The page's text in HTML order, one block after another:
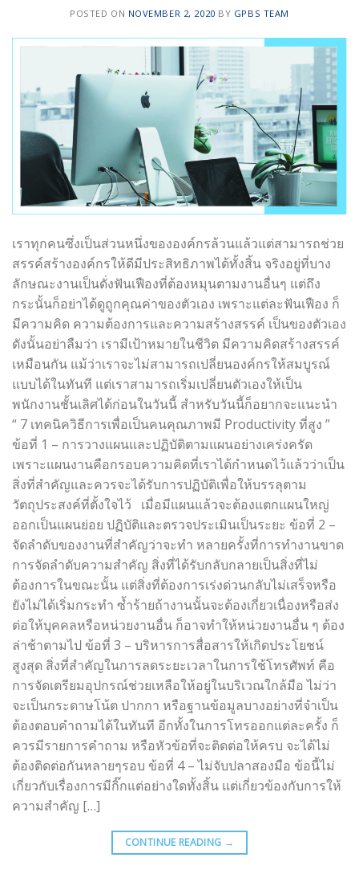
POSTED ON NOVEMBER 2, 2020 BY GPBS TEAM
เราทุกคนซึ่งเป็นส่วนหนึ่งขององค์กรล้วนแล้วแต่สามารถช่วย
สรรค์สร้างองค์กรให้ดีมีประสิทธิภาพได้ทั้งสิ้น จริงอยู่ที่บาง
ลักษณะงานเป็นดั่งฟันเฟืองที่ต้องหมุนตามงานอื่นๆ แต่ถึง
กระนั้นก็อย่าได้ดูถูกคุณค่าของตัวเอง เพราะแต่ละฟันเฟือง ก็
มีความคิด ความต้องการและความสร้างสรรค์ เป็นของตัวเอง
ดังนั้นอย่าลืมว่า เรามีเป้าหมายในชีวิต มีความคิดสร้างสรรค์
เหมือนกัน แม้ว่าเราจะไม่สามารถเปลี่ยนองค์กรให้สมบูรณ์
แบบได้ในทันที แต่เราสามารถเริ่มเปลี่ยนตัวเองให้เป็น
พนักงานชั้นเลิศได้ก่อนในวันนี้ สำหรับวันนี้ก็อยากจะแนะนำ
“ 7 เทคนิควิธีการเพื่อเป็นคนคุณภาพมี Productivity ที่สูง ”
ข้อที่ 1 – การวางแผนและปฏิบัติตามแผนอย่างเคร่งครัด
เพราะแผนงานคือกรอบความคิดที่เราได้กำหนดไว้แล้วว่าเป็น
สิ่งที่สำคัญและควรจะได้รับการปฏิบัติเพื่อให้บรรลุตาม
วัตถุประสงค์ที่ตั้งใจไว้ เมื่อมีแผนแล้วจะต้องแตกแผนใหญ่
ออกเป็นแผนย่อย ปฏิบัติและตรวจประเมินเป็นระยะ ข้อที่ 2 –
จัดลำดับของงานที่สำคัญว่าจะทำ หลายครั้งที่การทำงานขาด
การจัดลำดับความสำคัญ สิ่งที่ได้รับกลับกลายเป็นสิ่งที่ไม่
ต้องการในขณะนั้น แต่สิ่งที่ต้องการเร่งด่วนกลับไม่เสร็จหรือ
ยังไม่ได้เริ่มกระทำ ซ้ำร้ายถ้างานนั้นจะต้องเกี่ยวเนื่องหรือส่ง
ต่อให้บุคคลหรือหน่วยงานอื่น ก็อาจทำให้หน่วยงานอื่น ๆ ต้อง
ล่าช้าตามไป ข้อที่ 3 – บริหารการสื่อสารให้เกิดประโยชน์
สูงสุด สิ่งที่สำคัญในการลดระยะเวลาในการใช้โทรศัพท์ คือ
การจัดเตรียมอุปกรณ์ช่วยเหลือให้อยู่ในบริเวณใกล้มือ ไม่ว่า
จะเป็นกระดาษโน้ต ปากกา หรือฐานข้อมูลบางอย่างที่จำเป็น
ต้องตอบคำถามได้ในทันที อีกทั้งในการโทรออกแต่ละครั้ง ก็
ควรมีรายการคำถาม หรือหัวข้อที่จะติดต่อให้ครบ จะได้ไม่
ต้องติดต่อกันหลายๆรอบ ข้อที่ 4 – ไม่จับปลาสองมือ ข้อนี้ไม่
เกี่ยวกับเรื่องการมีกิ๊กแต่อย่างใดทั้งสิ้น แต่เกี่ยวข้องกับการให้
ความสำคัญ […]
CONTINUE READING →